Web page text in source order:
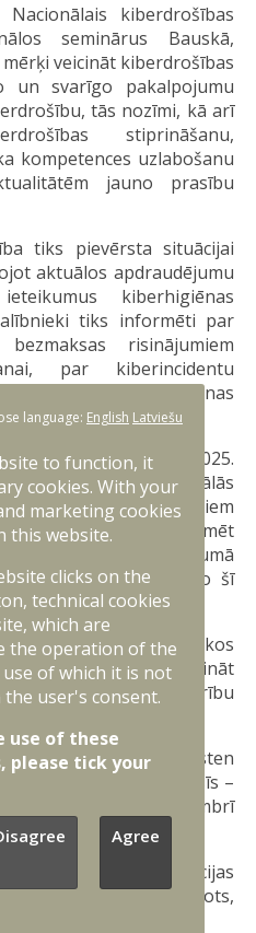
kiberdrošības
seminārus Bauskā,
veicināt kiberdrošības
un svarīgo pakalpojumu
tās nozīmi, kā arī
stiprināšanu,
kompetences uzlabošanu
jauno prasību
tiks pievērsta situācijai
aktuālos apdraudējumu
kiberhigiēnas
tiks informēti par
bezmaksas risinājumiem
par kiberincidentu
kā arī pareizu ziņošanas
ar kiberuzbrukumu.
ar Ministru kabineta 2025.
Nr. 397 “Minimālās
praktiskiem padomiem
plānots informēt
kiberdrošības likumā
un par to, ko no šī
un iestādes.
dalīsies arī praktiskos
kā stiprināt
kā arī palielināt noturību
6. novembrī pulksten
pulksten 13.00, Cēsīs –
bet Rīgā – 4. decembrī
aizpildīt reģistrācijas
. Vietu skaits ierobežots,
language: English Latviešu
to function, it
cookies. With your
marketing cookies
this website.
clicks on the
technical cookies
which are
the operation of the
of which it is not
user's consent.
use of these
please tick your
Agree